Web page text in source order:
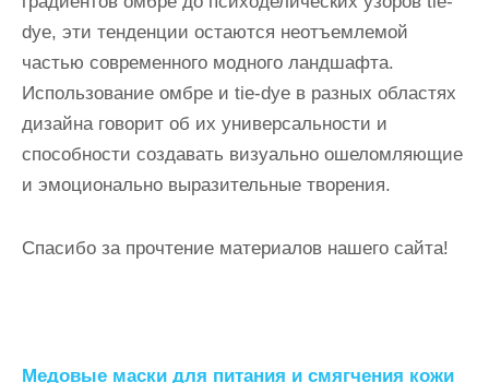
dye, эти тенденции остаются неотъемлемой
частью современного модного ландшафта.
Использование омбре и tie-dye в разных областях
дизайна говорит об их универсальности и
способности создавать визуально ошеломляющие
и эмоционально выразительные творения.
Спасибо за прочтение материалов нашего сайта!
Медовые маски для питания и смягчения кожи